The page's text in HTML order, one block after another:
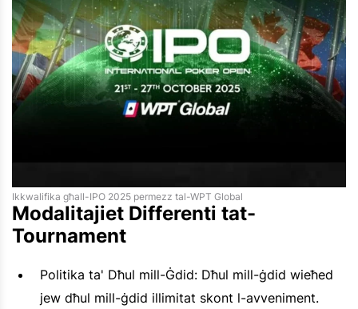
Ikkwalifika għall-IPO 2025 permezz tal-WPT Global
Modalitajiet Differenti tat-
Tournament
Politika ta' Dħul mill-Ġdid: Dħul mill-ġdid wieħed
jew dħul mill-ġdid illimitat skont l-avveniment.